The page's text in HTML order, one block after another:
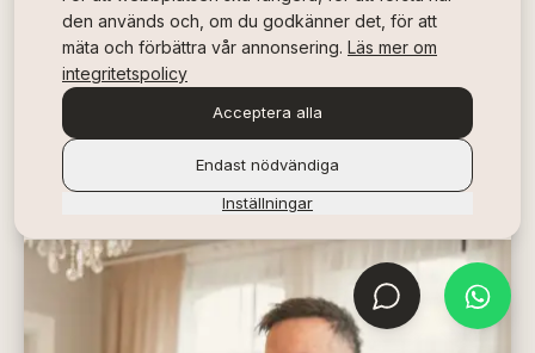
frågor och är ärliga om en behandling är rätt
för dig, eller inte.
BOKA KONSULTATION
den används och, om du godkänner det, för att
mäta och förbättra vår annonsering. Läs mer om
integritetspolicy
Inställningar
Endast nödvändiga
Acceptera alla